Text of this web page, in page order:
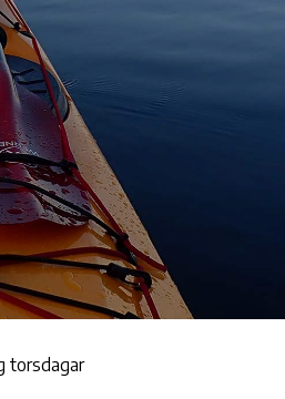
torsdagar